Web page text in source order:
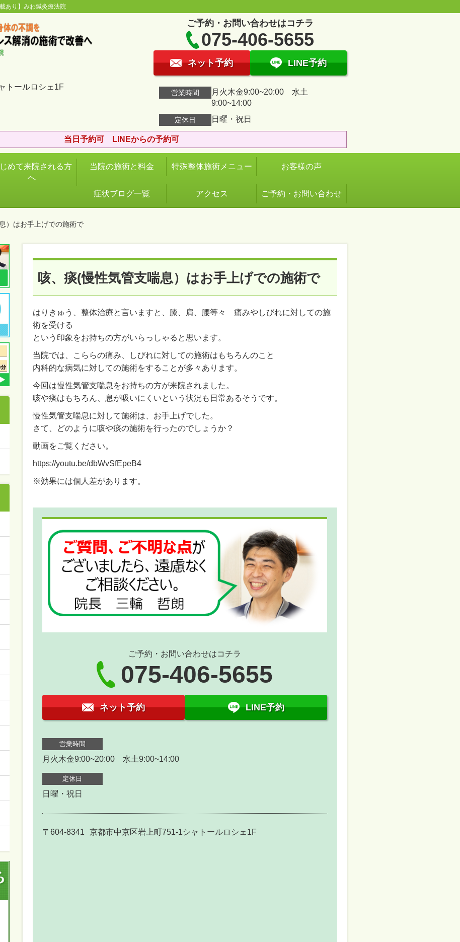
あり】みわ鍼灸療法院
トールロシェ1F
ご予約・お問い合わせはコチラ
075-406-5655
ネット予約 LINE予約
営業時間
月火木金9:00~20:00 水土
9:00~14:00
定休日 日曜・祝日
当日予約可 LINEからの予約可
めて来院される方
へ
当院の施術と料金 特殊整体施術メニュー お客様の声
症状ブログ一覧 アクセス ご予約・お問い合わせ
）はお手上げでの施術で
咳、痰(慢性気管支喘息）はお手上げでの施術で
はりきゅう、整体治療と言いますと、膝、肩、腰等々 痛みやしびれに対しての施
術を受ける
という印象をお持ちの方がいらっしゃると思います。
当院では、こららの痛み、しびれに対しての施術はもちろんのこと
内科的な病気に対しての施術をすることが多々あります。
今回は慢性気管支喘息をお持ちの方が来院されました。
咳や痰はもちろん、息が吸いにくいという状況も日常あるそうです。
慢性気管支喘息に対して施術は、お手上げでした。
さて、どのように咳や痰の施術を行ったのでしょうか？
動画をご覧ください。
https://youtu.be/dbWvSfEpeB4
※効果には個人差があります。
ご予約・お問い合わせはコチラ
075-406-5655
ネット予約 LINE予約
営業時間
月火木金9:00~20:00 水土9:00~14:00
定休日
日曜・祝日
〒604-8341 京都市中京区岩上町751-1シャトールロシェ1F